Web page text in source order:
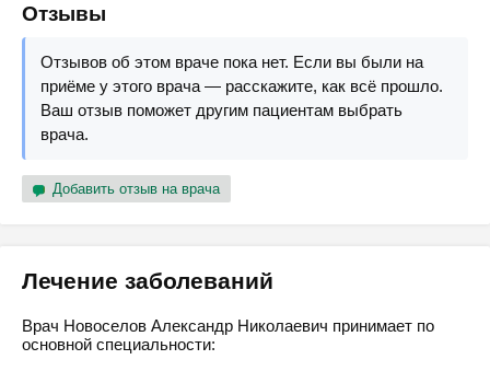
Отзывы
Отзывов об этом враче пока нет. Если вы были на
приёме у этого врача — расскажите, как всё прошло.
Ваш отзыв поможет другим пациентам выбрать
врача.
Добавить отзыв на врача
Лечение заболеваний
Врач Новоселов Александр Николаевич принимает по
основной специальности: